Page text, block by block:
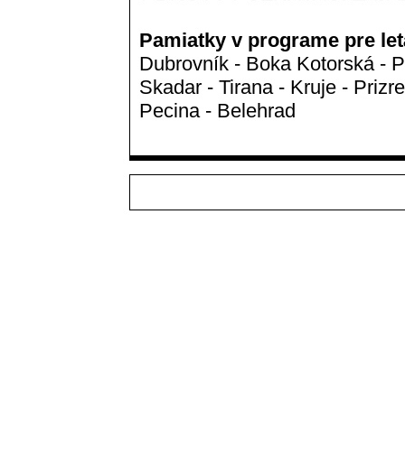
Pamiatky v programe pre
Dubrovník - Boka Kotorská -
Skadar - Tirana - Kruje -
Pecina - Belehrad